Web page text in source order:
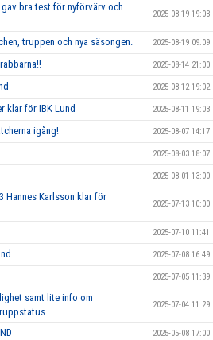
bra test för nyförvärv och
2025-08-19 19:03
truppen och nya säsongen. 2025-08-19 09:09
2025-08-14 21:00
2025-08-12 19:02
klar för IBK Lund 2025-08-11 19:03
igång! 2025-08-07 14:17
2025-08-03 18:07
2025-08-01 13:00
Hannes Karlsson klar för
2025-07-13 10:00
2025-07-10 11:41
2025-07-08 16:49
2025-07-05 11:39
samt lite info om
2025-07-04 11:29
2025-05-08 17:00